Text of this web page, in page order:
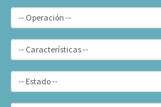
-- Operación --
-- Características --
-- Estado --